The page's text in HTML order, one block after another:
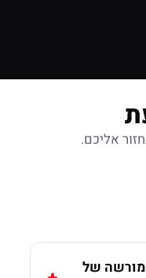
אליכם.
מורשה של